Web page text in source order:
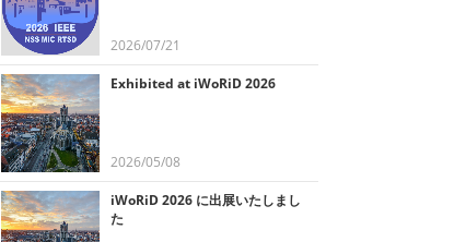
2026/07/21
Exhibited at iWoRiD 2026
2026/05/08
iWoRiD 2026 に出展いたしまし
た